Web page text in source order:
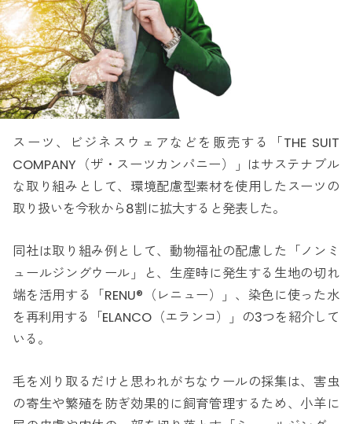
スーツ、ビジネスウェアなどを販売する「THE SUIT
COMPANY（ザ・スーツカンパニー）」はサステナブル
な取り組みとして、環境配慮型素材を使用したスーツの
取り扱いを今秋から8割に拡大すると発表した。
同社は取り組み例として、動物福祉の配慮した「ノンミ
ュールジングウール」と、生産時に発生する生地の切れ
端を活用する「RENU®（レニュー）」、染色に使った水
を再利用する「ELANCO（エランコ）」の3つを紹介して
いる。
毛を刈り取るだけと思われがちなウールの採集は、害虫
の寄生や繁殖を防ぎ効果的に飼育管理するため、小羊に